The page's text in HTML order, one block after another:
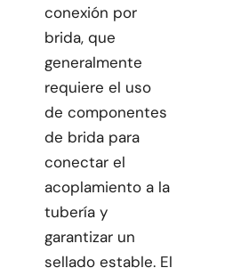
conexión por
brida, que
generalmente
requiere el uso
de componentes
de brida para
conectar el
acoplamiento a la
tubería y
garantizar un
sellado estable. El